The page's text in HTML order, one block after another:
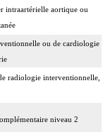
intraartérielle aortique ou
ou de cardiologie
radiologie interventionnelle,
niveau 2